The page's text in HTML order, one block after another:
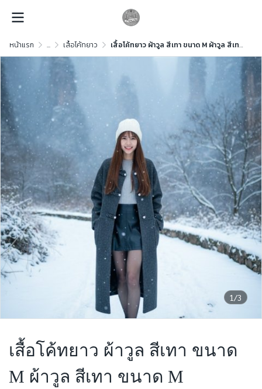
หน้าแรก ... เสื้อโค้ทยาว เสื้อโค้ทยาว ผ้าวูล สีเทา ขนาด M ผ้าวูล สีเทา ขนาด M
1/3
เสื้อโค้ทยาว ผ้าวูล สีเทา ขนาด
M ผ้าวูล สีเทา ขนาด M